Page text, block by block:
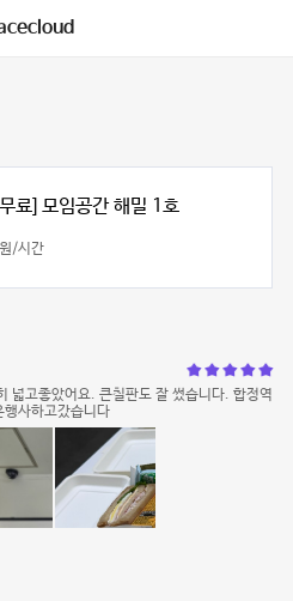
료] 모임공간 해밀 1호
원/시간
넓고좋았어요. 큰칠판도 잘 썼습니다. 합정역
사하고갔습니다